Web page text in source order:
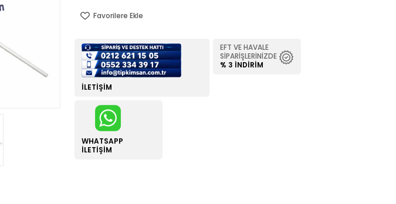
Favorilere Ekle
İLETIŞIM
EFT VE HAVALE
SIPARIŞLERINIZDE
% 3 İNDIRIM
WHATSAPP
İLETIŞIM